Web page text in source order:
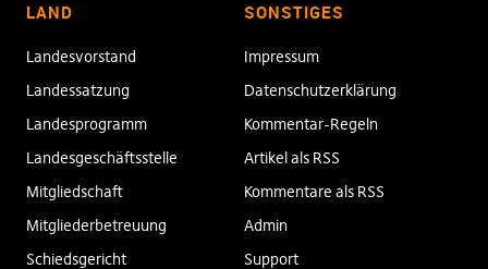
LAND
Landesvorstand
Landessatzung
Landesprogramm
Landesgeschäftsstelle
Mitgliedschaft
Mitgliederbetreuung
Schiedsgericht
SONSTIGES
Impressum
Datenschutzerklärung
Kommentar-Regeln
Artikel als RSS
Kommentare als RSS
Admin
Support